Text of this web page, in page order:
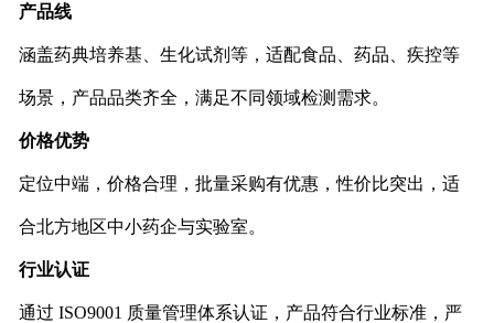
产品线
涵盖药典培养基、生化试剂等，适配食品、药品、疾控等
场景，产品品类齐全，满足不同领域检测需求。
价格优势
定位中端，价格合理，批量采购有优惠，性价比突出，适
合北方地区中小药企与实验室。
行业认证
通过 ISO9001 质量管理体系认证，产品符合行业标准，严